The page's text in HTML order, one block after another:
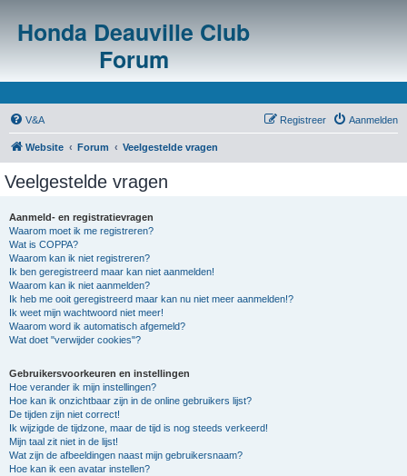
Honda Deauville Club
Forum
V&A Aanmelden
Registreer
Website Forum Veelgestelde vragen
Veelgestelde vragen
Aanmeld- en registratievragen
Waarom moet ik me registreren?
Wat is COPPA?
Waarom kan ik niet registreren?
Ik ben geregistreerd maar kan niet aanmelden!
Waarom kan ik niet aanmelden?
Ik heb me ooit geregistreerd maar kan nu niet meer aanmelden!?
Ik weet mijn wachtwoord niet meer!
Waarom word ik automatisch afgemeld?
Wat doet "verwijder cookies"?
Gebruikersvoorkeuren en instellingen
Hoe verander ik mijn instellingen?
Hoe kan ik onzichtbaar zijn in de online gebruikers lijst?
De tijden zijn niet correct!
Ik wijzigde de tijdzone, maar de tijd is nog steeds verkeerd!
Mijn taal zit niet in de lijst!
Wat zijn de afbeeldingen naast mijn gebruikersnaam?
Hoe kan ik een avatar instellen?